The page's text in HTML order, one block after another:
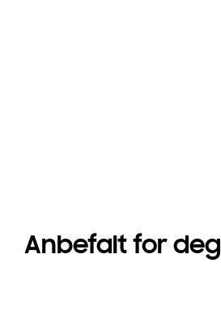
Anbefalt for deg